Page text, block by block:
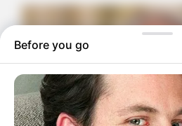
Before you go